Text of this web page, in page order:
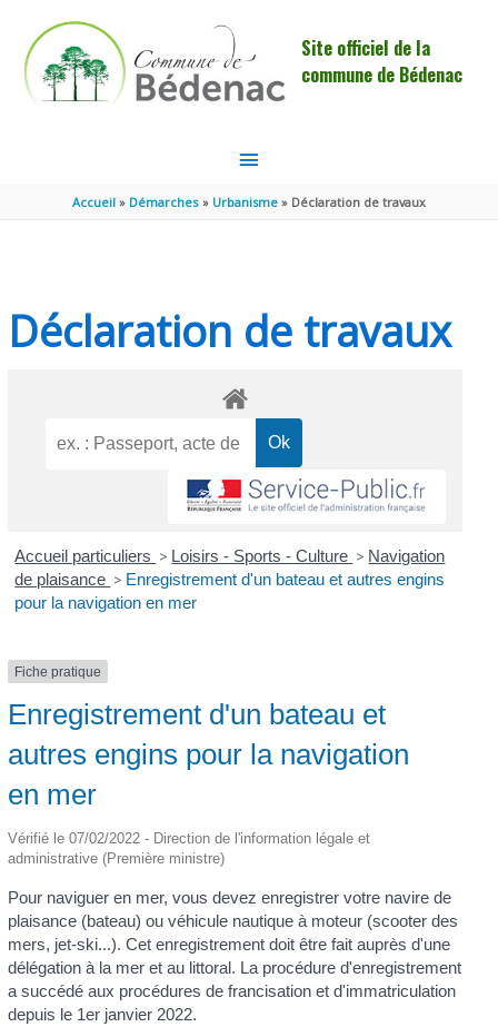
Site officiel de la
commune de Bédenac
MENU
PRINCIPAL
Accueil Démarches Urbanisme Déclaration de travaux
Déclaration de travaux
Accueil particuliers > Loisirs - Sports - Culture > Navigation
de plaisance > Enregistrement d'un bateau et autres engins
pour la navigation en mer
Fiche pratique
Enregistrement d'un bateau et
autres engins pour la navigation
en mer
Vérifié le 07/02/2022 - Direction de l'information légale et
administrative (Première ministre)
Pour naviguer en mer, vous devez enregistrer votre navire de
plaisance (bateau) ou véhicule nautique à moteur (scooter des
mers, jet-ski...). Cet enregistrement doit être fait auprès d'une
délégation à la mer et au littoral. La procédure d'enregistrement
a succédé aux procédures de francisation et d'immatriculation
depuis le 1erjanvier 2022.